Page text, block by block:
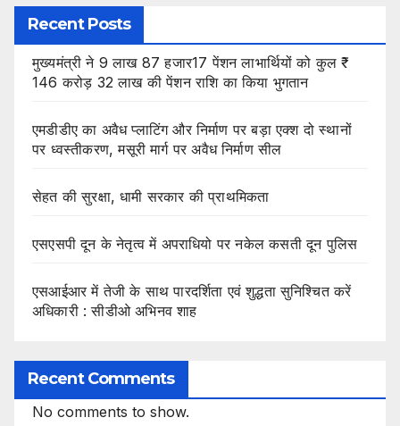
Recent Posts
मुख्यमंत्री ने 9 लाख 87 हजार17 पेंशन लाभार्थियों को कुल ₹
146 करोड़ 32 लाख की पेंशन राशि का किया भुगतान
एमडीडीए का अवैध प्लाटिंग और निर्माण पर बड़ा एक्श दो स्थानों
पर ध्वस्तीकरण, मसूरी मार्ग पर अवैध निर्माण सील
सेहत की सुरक्षा, धामी सरकार की प्राथमिकता
एसएसपी दून के नेतृत्व में अपराधियो पर नकेल कसती दून पुलिस
एसआईआर में तेजी के साथ पारदर्शिता एवं शुद्धता सुनिश्चित करें
अधिकारी : सीडीओ अभिनव शाह
Recent Comments
No comments to show.